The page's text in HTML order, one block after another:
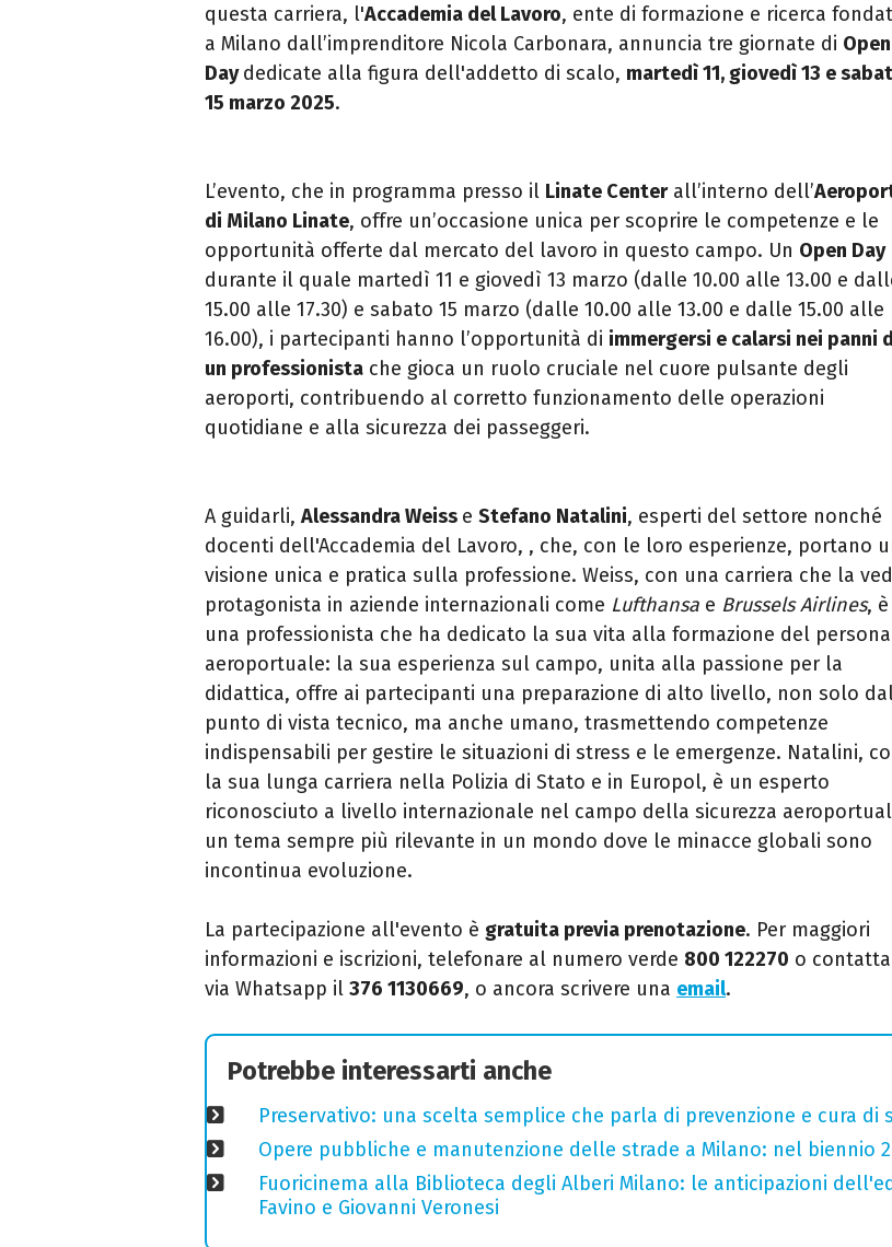
questa carriera, l'Accademia del Lavoro, ente di formazione e ricerca
a Milano dall’imprenditore Nicola Carbonara, annuncia tre giornate di Open
Daydedicate alla figura dell'addetto di scalo, martedì 11, giovedì 13 e
15 marzo 2025.
L’evento, che in programma presso il Linate Centerall’interno dell’
di Milano Linate, offre un’occasione unica per scoprire le competenze e le
opportunità offerte dal mercato del lavoro in questo campo. Un Open Day
durante il quale martedì 11 e giovedì 13 marzo (dalle 10.00 alle 13.00 e
15.00 alle 17.30) e sabato 15 marzo (dalle 10.00 alle 13.00 e dalle 15.00 alle
16.00), i partecipanti hanno l’opportunità di immergersi e calarsi nei panni
un professionista che gioca un ruolo cruciale nel cuore pulsante degli
aeroporti, contribuendo al corretto funzionamento delle operazioni
quotidiane e alla sicurezza dei passeggeri.
A guidarli, Alessandra Weiss e Stefano Natalini, esperti del settore nonché
docenti dell'Accademia del Lavoro, , che, con le loro esperienze, portano
visione unica e pratica sulla professione. Weiss, con una carriera che la
protagonista in aziende internazionali come Lufthansa e Brussels Airlines, è
una professionista che ha dedicato la sua vita alla formazione del
aeroportuale: la sua esperienza sul campo, unita alla passione per la
didattica, offre ai partecipanti una preparazione di alto livello, non solo
punto di vista tecnico, ma anche umano, trasmettendo competenze
indispensabili per gestire le situazioni di stress e le emergenze. Natalini,
la sua lunga carriera nella Polizia di Stato e in Europol, è un esperto
riconosciuto a livello internazionale nel campo della sicurezza
un tema sempre più rilevante in un mondo dove le minacce globali sono
incontinua evoluzione.
La partecipazione all'evento è gratuita previa prenotazione. Per maggiori
informazioni e iscrizioni, telefonare al numero verde 800 122270 o
via Whatsapp il 376 1130669, o ancora scrivere una email.
Potrebbe interessarti anche
Preservativo: una scelta semplice che parla di prevenzione e cura di
Opere pubbliche e manutenzione delle strade a Milano: nel biennio
Fuoricinema alla Biblioteca degli Alberi Milano: le anticipazioni
Favino e Giovanni Veronesi